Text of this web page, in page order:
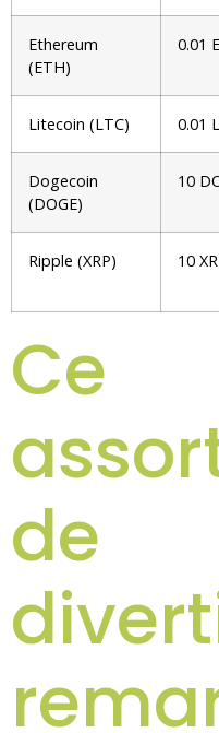
Ethereum
(ETH)
0.01
Litecoin (LTC) 0.01
Dogecoin
(DOGE)
10
Ripple (XRP) 10
Ce
de